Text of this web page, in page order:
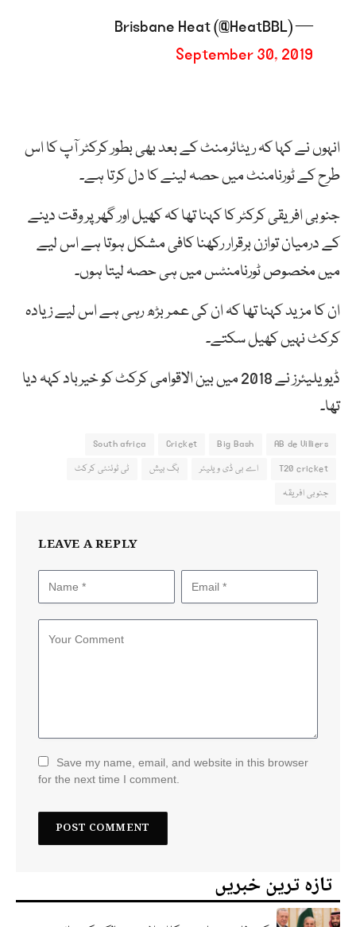
— Brisbane Heat (@HeatBBL)
September 30, 2019
انہوں نے کہا کہ ریٹائرمنٹ کے بعد بھی بطور کرکٹر آپ کا اس
طرح کے ٹورنامنٹ میں حصہ لینے کا دل کرتا ہے۔
جنوبی افریقی کرکٹر کا کہنا تھا کہ کھیل اور گھر پر وقت دینے
کے درمیان توازن برقرار رکھنا کافی مشکل ہوتا ہے اس لیے
میں مخصوص ٹورنامنٹس میں ہی حصہ لیتا ہوں۔
ان کا مزید کہنا تھا کہ ان کی عمر بڑھ رہی ہے اس لیے زیادہ
کرکٹ نہیں کھیل سکتے۔
ڈیویلیئرز نے 2018 میں بین الاقوامی کرکٹ کو خیرباد کہہ دیا
تھا۔
AB de Villiers
Big Bash
Cricket
South africa
T20 cricket
اے بی ڈی ویلیئر بگ بیش
ٹی ٹوئنٹی کرکٹ
جنوبی افریقہ
LEAVE A REPLY
Save my name, email, and website in this browser
for the next time I comment.
تازہ ترین خبریں